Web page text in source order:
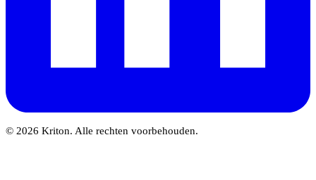
© 2026 Kriton. Alle rechten voorbehouden.